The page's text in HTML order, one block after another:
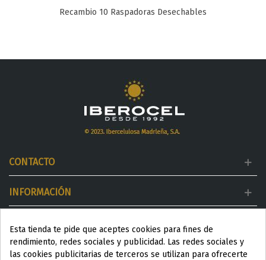
Recambio 10 Raspadoras Desechables
CONTACTO
INFORMACIÓN
DESTACADOS
Esta tienda te pide que aceptes cookies para fines de
rendimiento, redes sociales y publicidad. Las redes sociales y
las cookies publicitarias de terceros se utilizan para ofrecerte